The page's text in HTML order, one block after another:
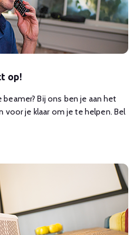
op!
Bij ons ben je aan het
voor je klaar om je te helpen. Bel